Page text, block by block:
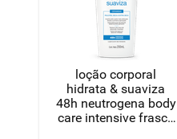
loção corporal
hidrata & suaviza
48h neutrogena body
care intensive frasco